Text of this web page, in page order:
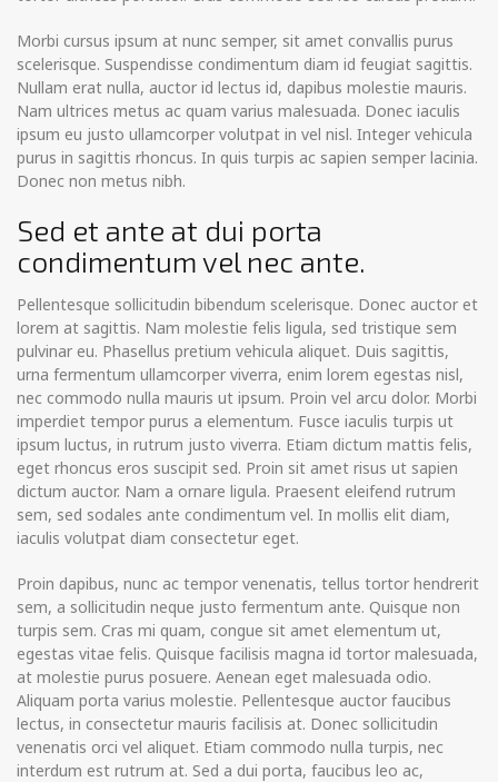
Morbi cursus ipsum at nunc semper, sit amet convallis purus
scelerisque. Suspendisse condimentum diam id feugiat sagittis.
Nullam erat nulla, auctor id lectus id, dapibus molestie mauris.
Nam ultrices metus ac quam varius malesuada. Donec iaculis
ipsum eu justo ullamcorper volutpat in vel nisl. Integer vehicula
purus in sagittis rhoncus. In quis turpis ac sapien semper lacinia.
Donec non metus nibh.
Sed et ante at dui porta
condimentum vel nec ante.
Pellentesque sollicitudin bibendum scelerisque. Donec auctor et
lorem at sagittis. Nam molestie felis ligula, sed tristique sem
pulvinar eu. Phasellus pretium vehicula aliquet. Duis sagittis,
urna fermentum ullamcorper viverra, enim lorem egestas nisl,
nec commodo nulla mauris ut ipsum. Proin vel arcu dolor. Morbi
imperdiet tempor purus a elementum. Fusce iaculis turpis ut
ipsum luctus, in rutrum justo viverra. Etiam dictum mattis felis,
eget rhoncus eros suscipit sed. Proin sit amet risus ut sapien
dictum auctor. Nam a ornare ligula. Praesent eleifend rutrum
sem, sed sodales ante condimentum vel. In mollis elit diam,
iaculis volutpat diam consectetur eget.
Proin dapibus, nunc ac tempor venenatis, tellus tortor hendrerit
sem, a sollicitudin neque justo fermentum ante. Quisque non
turpis sem. Cras mi quam, congue sit amet elementum ut,
egestas vitae felis. Quisque facilisis magna id tortor malesuada,
at molestie purus posuere. Aenean eget malesuada odio.
Aliquam porta varius molestie. Pellentesque auctor faucibus
lectus, in consectetur mauris facilisis at. Donec sollicitudin
venenatis orci vel aliquet. Etiam commodo nulla turpis, nec
interdum est rutrum at. Sed a dui porta, faucibus leo ac,